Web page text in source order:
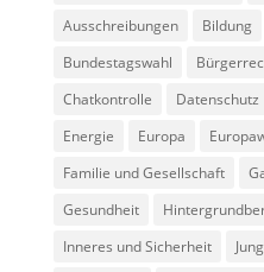
Ausschreibungen
Bildung
Bundestagswahl
Chatkontrolle
Datenschutz
Energie
Europa
Familie und Gesellschaft
Gesundheit
Inneres und Sicherheit